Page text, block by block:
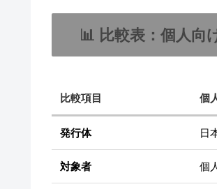
📊 比較表：個人向
比較項目 個
発行体 日
対象者 個